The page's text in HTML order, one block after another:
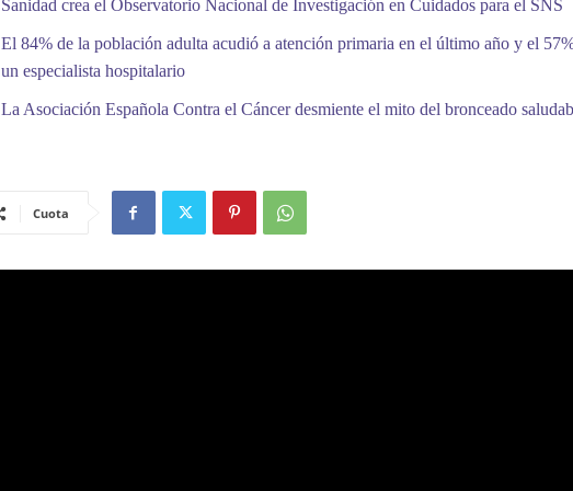
Sanidad crea el Observatorio Nacional de Investigación en Cuidados para el SNS
El 84% de la población adulta acudió a atención primaria en el último año y el
un especialista hospitalario
La Asociación Española Contra el Cáncer desmiente el mito del bronceado
Cuota